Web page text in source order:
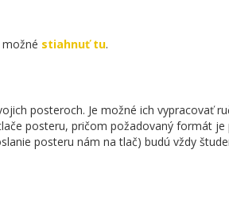
stiahnuť tu.
posteroch. Je možné ich vypracovať
posteru, pričom požadovaný formát
posteru nám na tlač) budú vždy